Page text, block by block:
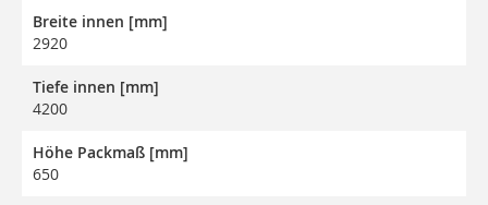
Breite innen [mm]
2920
Tiefe innen [mm]
4200
Höhe Packmaß [mm]
650